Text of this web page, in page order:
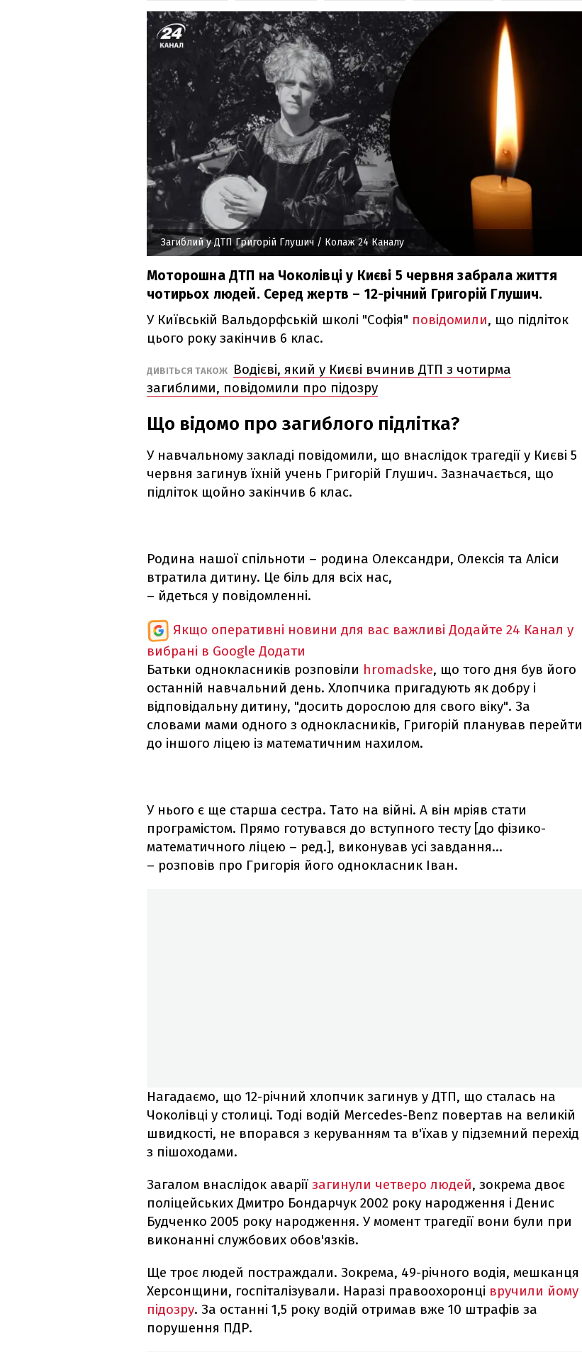
Загиблий у ДТП Григорій Глушич / Колаж 24 Каналу
Моторошна ДТП на Чоколівці у Києві 5 червня забрала життя
чотирьох людей. Серед жертв – 12-річний Григорій Глушич.
У Київській Вальдорфській школі "Софія" повідомили, що підліток
цього року закінчив 6 клас.
ДИВІТЬСЯ ТАКОЖ
Водієві, який у Києві вчинив ДТП з чотирма
загиблими, повідомили про підозру
Що відомо про загиблого підлітка?
У навчальному закладі повідомили, що внаслідок трагедії у Києві 5
червня загинув їхній учень Григорій Глушич. Зазначається, що
підліток щойно закінчив 6 клас.
Родина нашої спільноти – родина Олександри, Олексія та Аліси
втратила дитину. Це біль для всіх нас,
– йдеться у повідомленні.
Якщо оперативні новини для вас важливі Додайте 24 Канал у
вибрані в Google Додати
Батьки однокласників розповіли hromadske, що того дня був його
останній навчальний день. Хлопчика пригадують як добру і
відповідальну дитину, "досить дорослою для свого віку". За
словами мами одного з однокласників, Григорій планував перейти
до іншого ліцею із математичним нахилом.
У нього є ще старша сестра. Тато на війні. А він мріяв стати
програмістом. Прямо готувався до вступного тесту [до фізико-
математичного ліцею – ред.], виконував усі завдання…
– розповів про Григорія його однокласник Іван.
Нагадаємо, що 12-річний хлопчик загинув у ДТП, що сталась на
Чоколівці у столиці. Тоді водій Mercedes-Benz повертав на великій
швидкості, не впорався з керуванням та в'їхав у підземний перехід
з пішоходами.
Загалом внаслідок аварії загинули четверо людей, зокрема двоє
поліцейських Дмитро Бондарчук 2002 року народження і Денис
Будченко 2005 року народження. У момент трагедії вони були при
виконанні службових обов'язків.
Ще троє людей постраждали. Зокрема, 49-річного водія, мешканця
Херсонщини, госпіталізували. Наразі правоохоронці вручили йому
підозру. За останні 1,5 року водій отримав вже 10 штрафів за
порушення ПДР.